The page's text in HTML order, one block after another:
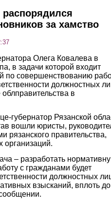
распорядился
за хамство
Олега Ковалева в
в задачи которой входит
по совершенствованию
должностных
в
губернатор Рязанской
вошли юристы,
рязанского правительства,
организаций.
– разработать
с гражданами будет
должностных
взысканий, вплоть до